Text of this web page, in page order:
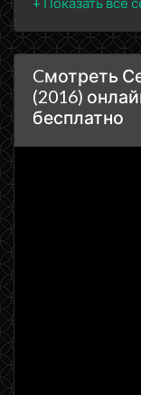
7 сезон 11 серия
15 ноября 2022
7 сезон 10 серия
8 ноября 2022
7 сезон 9 серия
1 ноября 2022
7 сезон 8 серия
Cмотреть
(2016)
бесплатно